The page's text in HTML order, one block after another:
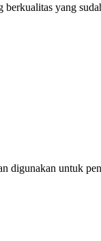
yang
digunakan untuk